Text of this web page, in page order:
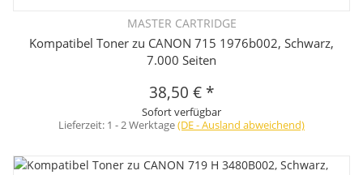
MASTER CARTRIDGE
Kompatibel Toner zu CANON 715 1976b002, Schwarz,
7.000 Seiten
38,50 € *
Sofort verfügbar
Lieferzeit: 1 - 2 Werktage(DE - Ausland abweichend)